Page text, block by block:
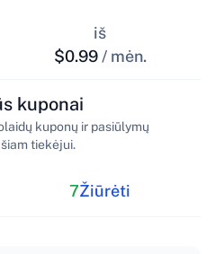
iš
$0.99 / mėn.
kuponai
kuponų ir pasiūlymų
tiekėjui.
7Žiūrėti